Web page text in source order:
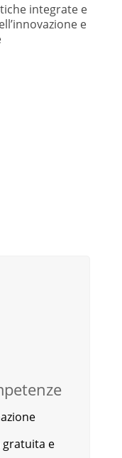
integrate e
e
gratuita e